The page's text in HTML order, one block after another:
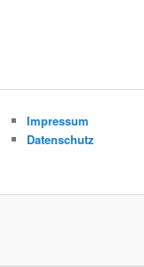
Impressum
Datenschutz